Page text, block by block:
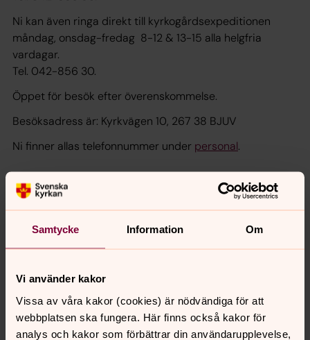
Samtycke Information Om
Vi använder kakor
Vissa av våra kakor (cookies) är nödvändiga för att
webbplatsen ska fungera. Här finns också kakor för
analys och kakor som förbättrar din användarupplevelse,
Ni kan även ringa direkt till kyrkogårdsexpeditionen
måndag, onsdag-fredag 8-12 & 13-15 alla helgfria
vardagar.
Tel. 042-856 30.
Öppet för besök efter överenskommelse.
Besöksadress är: Kyrkvägen 10, 267 38 BJUV
Ni finner allas telefonnummer under personal.
Senast ändrad 17 juli 2023
Synpunkter eller frågor på sidans
innehåll?